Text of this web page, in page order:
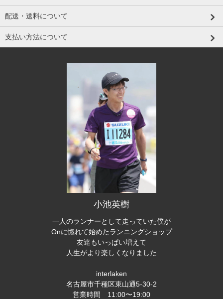
配送・送料について
支払い方法について
小池英樹
一人のランナーとして走っていた僕が
Onに惚れて始めたランニングショップ
友達もいっぱい増えて
人生がより楽しくなりました
interlaken
名古屋市千種区東山通5-30-2
営業時間 11:00〜19:00